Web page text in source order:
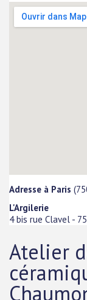
Adresse à Paris
L'Argilerie
4 bis rue Clavel -
Atelier